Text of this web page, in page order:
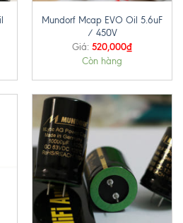
Mundorf Mcap EVO Oil 5.6uF
/ 450V
Giá: 520,000₫
Còn hàng